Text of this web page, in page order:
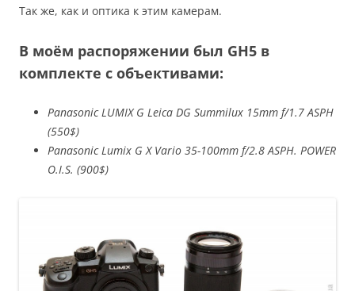
Так же, как и оптика к этим камерам.
В моём распоряжении был GH5 в
комплекте с объективами:
Panasonic LUMIX G Leica DG Summilux 15mm f/1.7 ASPH
(550$)
Panasonic Lumix G X Vario 35-100mm f/2.8 ASPH. POWER
O.I.S. (900$)